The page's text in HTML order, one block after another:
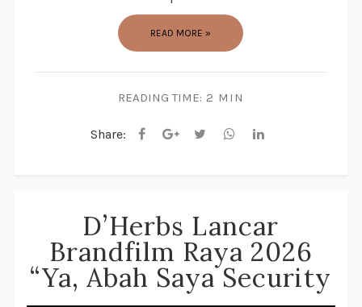
READ MORE »
READING TIME: 2 MIN
Share:
D’Herbs Lancar
Brandfilm Raya 2026
“Ya, Abah Saya Security